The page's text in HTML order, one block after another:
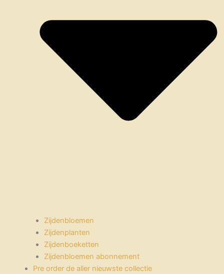
Zijdenbloemen
Zijdenplanten
Zijdenboeketten
Zijdenbloemen abonnement
Pre order de aller nieuwste collectie